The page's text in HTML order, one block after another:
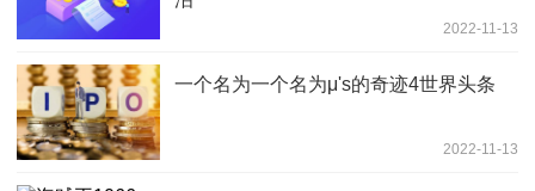
2022-11-13
一个名为一个名为μ's的奇迹4世界头条
2022-11-13